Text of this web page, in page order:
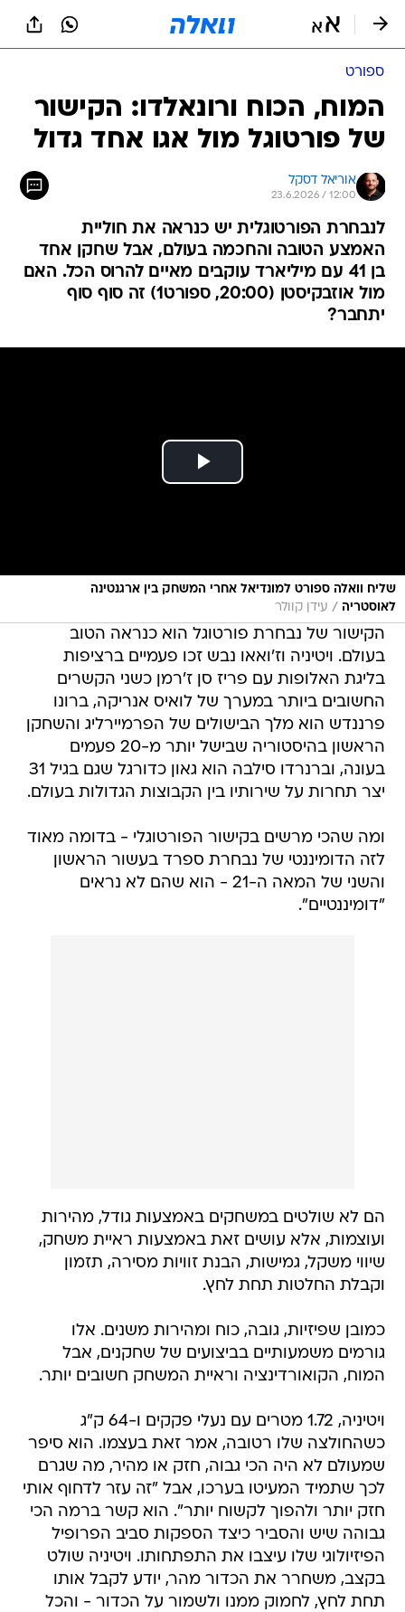
ספורט
המוח, הכוח ורונאלדו: הקישור
של פורטוגל מול אגו אחד גדול
אוריאל דסקל
23.6.2026 / 12:00
לנבחרת הפורטוגלית יש כנראה את חוליית
האמצע הטובה והחכמה בעולם, אבל שחקן אחד
בן 41 עם מיליארד עוקבים מאיים להרוס הכל. האם
מול אוזבקיסטן (20:00, ספורט1) זה סוף סוף
יתחבר?
שליח וואלה ספורט למונדיאל אחרי המשחק בין ארגנטינה
לאוסטריה / עידן קוולר
הקישור של נבחרת פורטוגל הוא כנראה הטוב
בעולם. ויטיניה וז'ואאו נבש זכו פעמיים ברציפות
בליגת האלופות עם פריז סן ז'רמן כשני הקשרים
החשובים ביותר במערך של לואיס אנריקה, ברונו
פרננדש הוא מלך הבישולים של הפרמיירליג והשחקן
הראשון בהיסטוריה שבישל יותר מ-20 פעמים
בעונה, וברנרדו סילבה הוא גאון כדורגל שגם בגיל 31
יצר תחרות על שירותיו בין הקבוצות הגדולות בעולם.
ומה שהכי מרשים בקישור הפורטוגלי - בדומה מאוד
לזה הדומיננטי של נבחרת ספרד בעשור הראשון
והשני של המאה ה-21 - הוא שהם לא נראים
"דומיננטיים".
הם לא שולטים במשחקים באמצעות גודל, מהירות
ועוצמות, אלא עושים זאת באמצעות ראיית משחק,
שיווי משקל, גמישות, הבנת זוויות מסירה, תזמון
וקבלת החלטות תחת לחץ.
כמובן שפיזיות, גובה, כוח ומהירות משנים. אלו
גורמים משמעותיים בביצועים של שחקנים, אבל
המוח, הקואורדינציה וראיית המשחק חשובים יותר.
ויטיניה, 1.72 מטרים עם נעלי פקקים ו-64 ק"ג
כשהחולצה שלו רטובה, אמר זאת בעצמו. הוא סיפר
שמעולם לא היה הכי גבוה, חזק או מהיר, מה שגרם
לכך שתמיד המעיטו בערכו, אבל "זה עזר לדחוף אותי
חזק יותר ולהפוך לקשוח יותר". הוא קשר ברמה הכי
גבוהה שיש והסביר כיצד הספקות סביב הפרופיל
הפיזיולוגי שלו עיצבו את התפתחותו. ויטיניה שולט
בקצב, משחרר את הכדור מהר, יודע לקבל אותו
תחת לחץ, לחמוק ממנו ולשמור על הכדור - והכל